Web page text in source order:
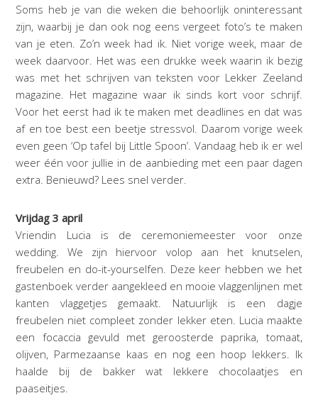
Soms heb je van die weken die behoorlijk oninteressant
zijn, waarbij je dan ook nog eens vergeet foto’s te maken
van je eten. Zo’n week had ik. Niet vorige week, maar de
week daarvoor. Het was een drukke week waarin ik bezig
was met het schrijven van teksten voor Lekker Zeeland
magazine. Het magazine waar ik sinds kort voor schrijf.
Voor het eerst had ik te maken met deadlines en dat was
af en toe best een beetje stressvol. Daarom vorige week
even geen ‘Op tafel bij Little Spoon’. Vandaag heb ik er wel
weer één voor jullie in de aanbieding met een paar dagen
extra. Benieuwd? Lees snel verder.
Vrijdag 3 april
Vriendin Lucia is de ceremoniemeester voor onze
wedding. We zijn hiervoor volop aan het knutselen,
freubelen en do-it-yourselfen. Deze keer hebben we het
gastenboek verder aangekleed en mooie vlaggenlijnen met
kanten vlaggetjes gemaakt. Natuurlijk is een dagje
freubelen niet compleet zonder lekker eten. Lucia maakte
een focaccia gevuld met geroosterde paprika, tomaat,
olijven, Parmezaanse kaas en nog een hoop lekkers. Ik
haalde bij de bakker wat lekkere chocolaatjes en
paaseitjes.